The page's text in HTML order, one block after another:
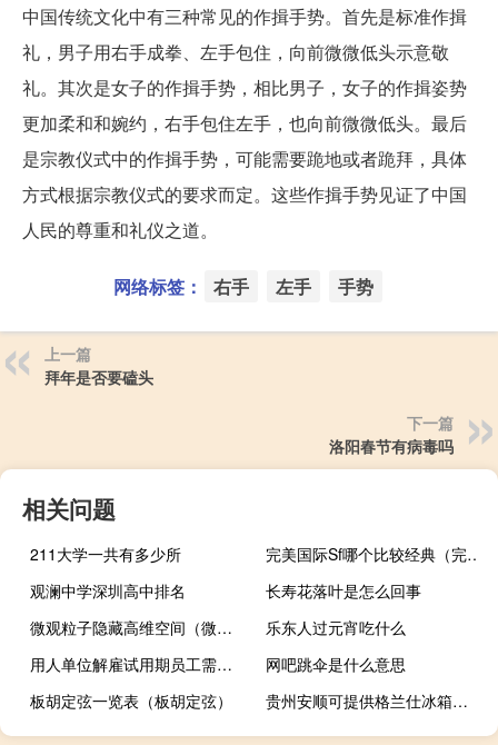
中国传统文化中有三种常见的作揖手势。首先是标准作揖
礼，男子用右手成拳、左手包住，向前微微低头示意敬
礼。其次是女子的作揖手势，相比男子，女子的作揖姿势
更加柔和和婉约，右手包住左手，也向前微微低头。最后
是宗教仪式中的作揖手势，可能需要跪地或者跪拜，具体
方式根据宗教仪式的要求而定。这些作揖手势见证了中国
人民的尊重和礼仪之道。
网络标签： 右手 左手 手势
上一篇
拜年是否要磕头
下一篇
洛阳春节有病毒吗
相关问题
211大学一共有多少所
完美国际Sf哪个比较经典（完美国际sf）
观澜中学深圳高中排名
长寿花落叶是怎么回事
微观粒子隐藏高维空间（微观粒子）
乐东人过元宵吃什么
用人单位解雇试用期员工需要提前多久通知
网吧跳伞是什么意思
板胡定弦一览表（板胡定弦）
贵州安顺可提供格兰仕冰箱维修服务地址在哪